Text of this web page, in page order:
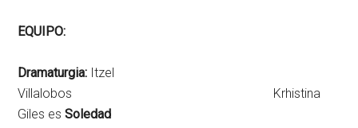
EQUIPO:
Dramaturgia: Itzel
Villalobos Krhistina
Giles esSoledad